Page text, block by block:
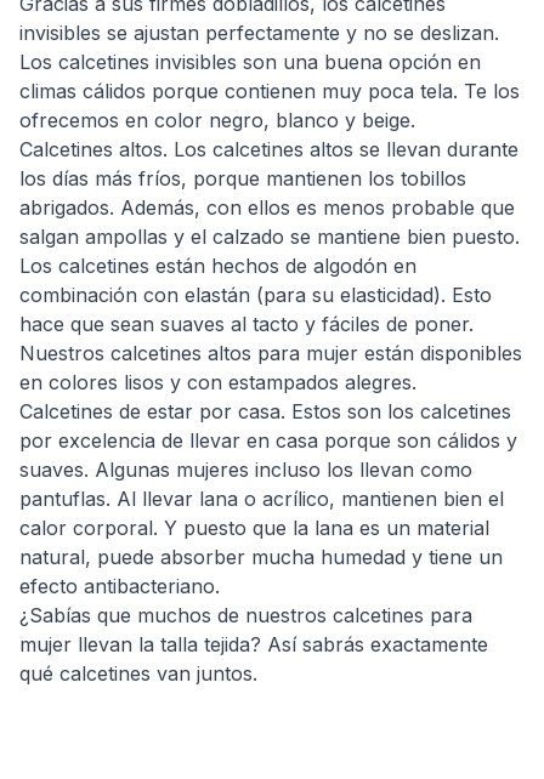
invisibles se ajustan perfectamente y no se deslizan.
Los calcetines invisibles son una buena opción en
climas cálidos porque contienen muy poca tela. Te los
ofrecemos en color negro, blanco y beige.
Calcetines altos. Los calcetines altos se llevan durante
los días más fríos, porque mantienen los tobillos
abrigados. Además, con ellos es menos probable que
salgan ampollas y el calzado se mantiene bien puesto.
Los calcetines están hechos de algodón en
combinación con elastán (para su elasticidad). Esto
hace que sean suaves al tacto y fáciles de poner.
Nuestros calcetines altos para mujer están disponibles
en colores lisos y con estampados alegres.
Calcetines de estar por casa. Estos son los calcetines
por excelencia de llevar en casa porque son cálidos y
suaves. Algunas mujeres incluso los llevan como
pantuflas. Al llevar lana o acrílico, mantienen bien el
calor corporal. Y puesto que la lana es un material
natural, puede absorber mucha humedad y tiene un
efecto antibacteriano.
¿Sabías que muchos de nuestros calcetines para
mujer llevan la talla tejida? Así sabrás exactamente
qué calcetines van juntos.